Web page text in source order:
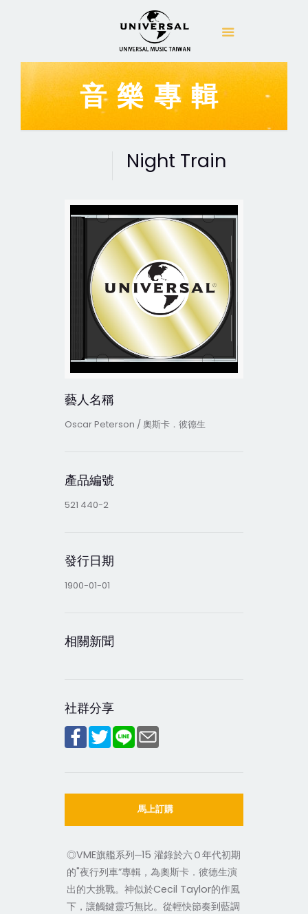
音樂專輯
Night Train
藝人名稱
Oscar Peterson / 奧斯卡．彼德生
產品編號
521 440-2
發行日期
1900-01-01
相關新聞
社群分享
馬上訂購
◎VME旗艦系列─15 灌錄於六Ｏ年代初期
的"夜行列車”專輯，為奧斯卡．彼德生演
出的大挑戰。神似於Cecil Taylor的作風
下，讓觸鍵靈巧無比。從輕快節奏到藍調